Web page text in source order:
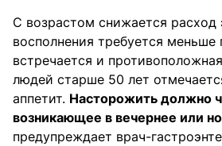
С возрастом снижается расход
восполнения требуется
встречается и
людей старше 50 лет
аппетит. Насторожить должно
возникающее в вечернее или
предупреждает врач-